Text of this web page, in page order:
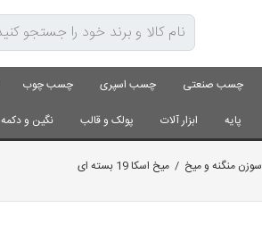
چسب صنعتی چسب اسپری چسب چوب
پایه ابزار آلات پولک و قالب نگین و دکمه
سوزن منگنه و میخ / میخ اسکا 19 بسته ای